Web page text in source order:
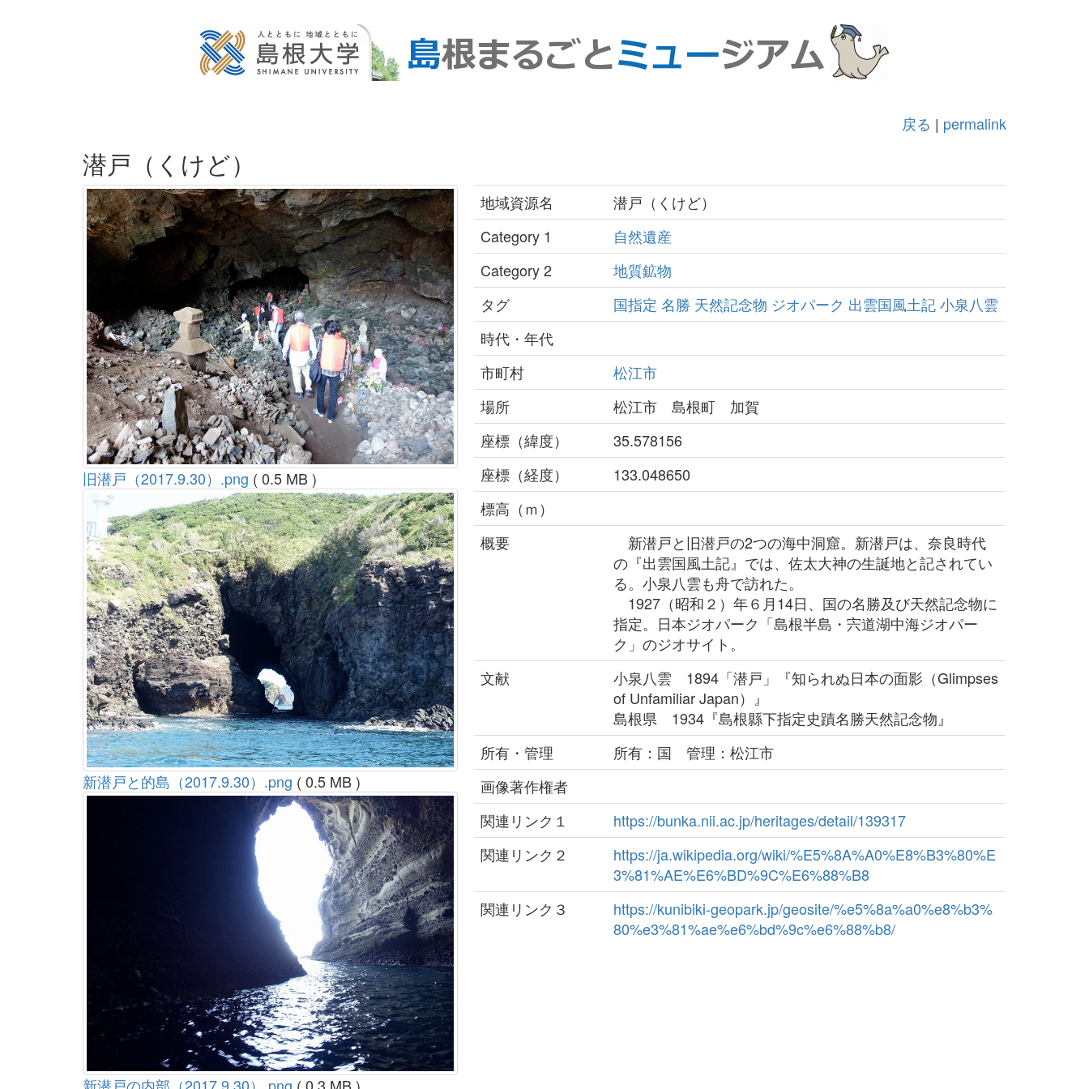
戻る | permalink
潜戸（くけど）
旧潜戸（2017.9.30）.png ( 0.5 MB )
新潜戸と的島（2017.9.30）.png ( 0.5 MB )
新潜戸の内部（2017.9.30）.png ( 0.3 MB )
地域資源名
潜戸（くけど）
Category 1
自然遺産
Category 2
地質鉱物
タグ
国指定 名勝 天然記念物 ジオパーク 出雲国風土記 小泉八雲
時代・年代
市町村
松江市
場所
松江市 島根町 加賀
座標（緯度）
35.578156
座標（経度）
133.048650
標高（ｍ）
概要
新潜戸と旧潜戸の2つの海中洞窟。新潜戸は、奈良時代
の『出雲国風土記』では、佐太大神の生誕地と記されてい
る。小泉八雲も舟で訪れた。
1927（昭和２）年６月14日、国の名勝及び天然記念物に
指定。日本ジオパーク「島根半島・宍道湖中海ジオパー
ク」のジオサイト。
文献
小泉八雲 1894「潜戸」『知られぬ日本の面影（Glimpses
of Unfamiliar Japan）』
島根県 1934『島根縣下指定史蹟名勝天然記念物』
所有・管理
所有：国 管理：松江市
画像著作権者
関連リンク１
https://bunka.nii.ac.jp/heritages/detail/139317
関連リンク２
https://ja.wikipedia.org/wiki/%E5%8A%A0%E8%B3%80%E
3%81%AE%E6%BD%9C%E6%88%B8
関連リンク３
https://kunibiki-geopark.jp/geosite/%e5%8a%a0%e8%b3%
80%e3%81%ae%e6%bd%9c%e6%88%b8/